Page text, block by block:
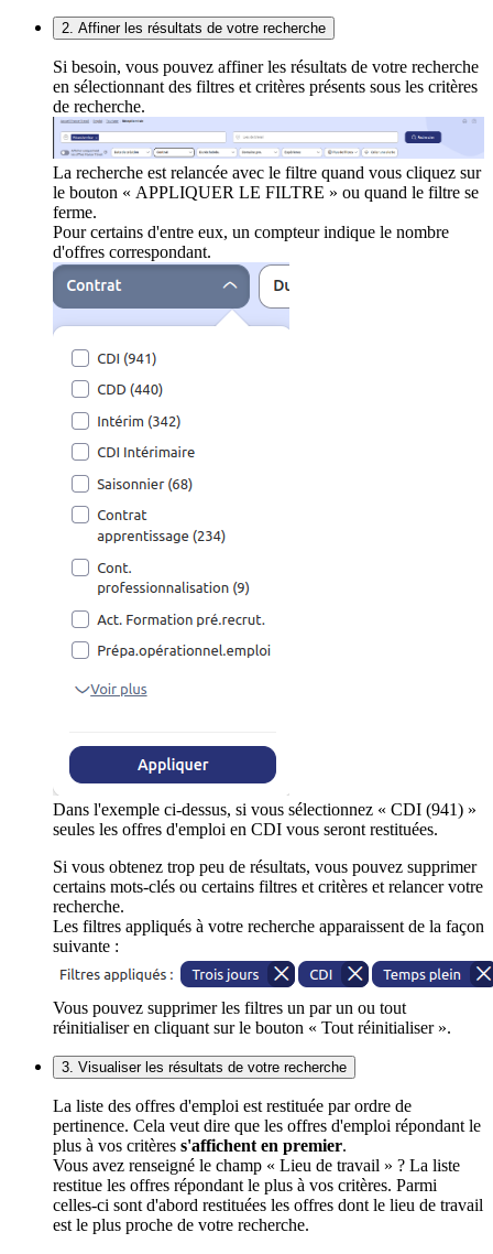
2. Affiner les résultats de votre recherche
Si besoin, vous pouvez affiner les résultats de votre recherche
en sélectionnant des filtres et critères présents sous les critères
de recherche.
La recherche est relancée avec le filtre quand vous cliquez sur
le bouton « APPLIQUER LE FILTRE » ou quand le filtre se
ferme.
Pour certains d'entre eux, un compteur indique le nombre
d'offres correspondant.
Dans l'exemple ci-dessus, si vous sélectionnez « CDI (941) »
seules les offres d'emploi en CDI vous seront restituées.
Si vous obtenez trop peu de résultats, vous pouvez supprimer
certains mots-clés ou certains filtres et critères et relancer votre
recherche.
Les filtres appliqués à votre recherche apparaissent de la façon
suivante :
Vous pouvez supprimer les filtres un par un ou tout
réinitialiser en cliquant sur le bouton « Tout réinitialiser ».
3. Visualiser les résultats de votre recherche
La liste des offres d'emploi est restituée par ordre de
pertinence. Cela veut dire que les offres d'emploi répondant le
plus à vos critères s'affichent en premier.
Vous avez renseigné le champ « Lieu de travail » ? La liste
restitue les offres répondant le plus à vos critères. Parmi
celles-ci sont d'abord restituées les offres dont le lieu de travail
est le plus proche de votre recherche.